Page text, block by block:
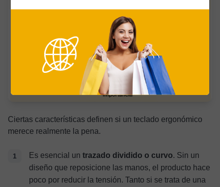
Ciertas características definen si un teclado ergonómico
merece realmente la pena.
Es esencial un trazado dividido o curvo. Sin un
diseño que reposicione las manos, el producto hace
poco por reducir la tensión. Tanto si se trata de una